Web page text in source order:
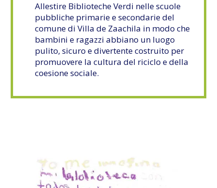
Allestire Biblioteche Verdi nelle scuole
pubbliche primarie e secondarie del
comune di Villa de Zaachila in modo che
bambini e ragazzi abbiano un luogo
pulito, sicuro e divertente costruito per
promuovere la cultura del riciclo e della
coesione sociale.